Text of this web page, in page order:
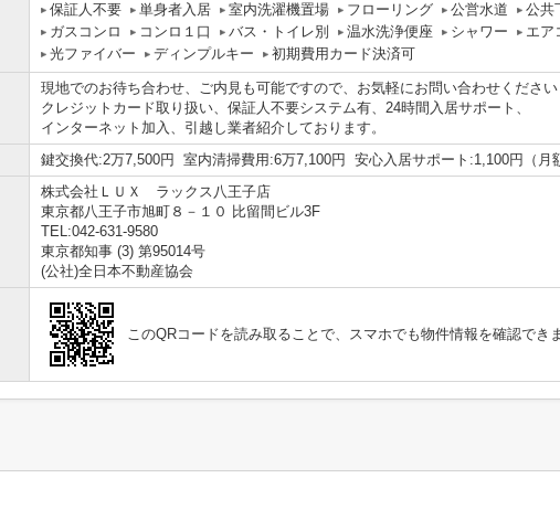
保証人不要 単身者入居 室内洗濯機置場 フローリング 公営水道
公共
ガスコンロ
コンロ１口 バス・トイレ別 温水洗浄便座 シャワー
エア
光ファイバー
ディンプルキー 初期費用カード決済可
現地でのお待ち合わせ、ご内見も可能ですので、お気軽にお問い合わせくださ
クレジットカード取り扱い、保証人不要システム有、24時間入居サポート、
インターネット加入、引越し業者紹介しております。
鍵交換代:2万7,500円 室内清掃費用:6万7,100円 安心入居サポート:1,100円（月
株式会社ＬＵＸ ラックス八王子店
東京都八王子市旭町８－１０ 比留間ビル3F
TEL:042-631-9580
東京都知事 (3) 第95014号
(公社)全日本不動産協会
このQRコードを読み取ることで、スマホでも物件情報を確認でき